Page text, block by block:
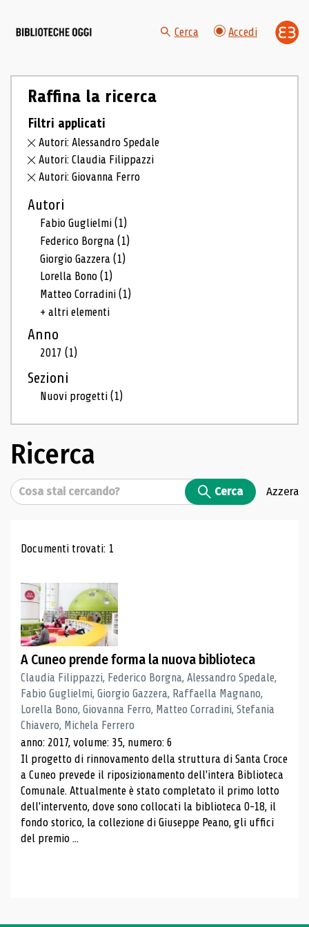
Cerca Accedi
Raffina la ricerca
Filtri applicati
Autori: Alessandro Spedale
Autori: Claudia Filippazzi
Autori: Giovanna Ferro
Autori
Fabio Guglielmi(1)
Federico Borgna(1)
Giorgio Gazzera(1)
Lorella Bono(1)
Matteo Corradini(1)
+ altri elementi
Anno
2017(1)
Sezioni
Nuovi progetti(1)
Ricerca
Cerca Cerca Azzera
Risultati di ricerca
Documenti trovati: 1
A Cuneo prende forma la nuova biblioteca
Claudia Filippazzi, Federico Borgna, Alessandro Spedale,
Fabio Guglielmi, Giorgio Gazzera, Raffaella Magnano,
Lorella Bono, Giovanna Ferro, Matteo Corradini, Stefania
Chiavero, Michela Ferrero
anno: 2017, volume: 35, numero: 6
Il progetto di rinnovamento della struttura di Santa Croce
a Cuneo prevede il riposizionamento dell'intera Biblioteca
Comunale. Attualmente è stato completato il primo lotto
dell'intervento, dove sono collocati la biblioteca 0-18, il
fondo storico, la collezione di Giuseppe Peano, gli uffici
del premio ...